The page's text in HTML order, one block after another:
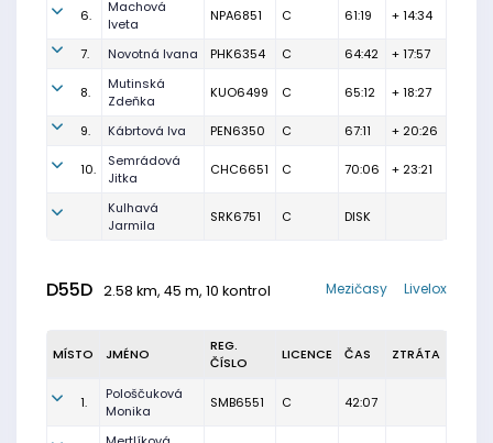
6.
Machová
Iveta
NPA6851 C 61:19 + 14:34
7. Novotná Ivana PHK6354 C 64:42 + 17:57
8.
Mutinská
Zdeňka
KUO6499 C 65:12 + 18:27
9. Kábrtová Iva PEN6350 C 67:11 + 20:26
10.
Semrádová
Jitka
CHC6651 C 70:06 + 23:21
Kulhavá
Jarmila
SRK6751 C DISK
D55D 2.58 km, 45 m, 10 kontrol Livelox
Mezičasy
MÍSTO JMÉNO
REG.
ČÍSLO
LICENCE ČAS ZTRÁTA
1.
Pološčuková
Monika
SMB6551 C 42:07